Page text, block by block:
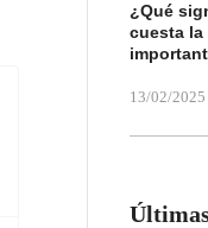
¿Qué
cuesta la
13/02/2025